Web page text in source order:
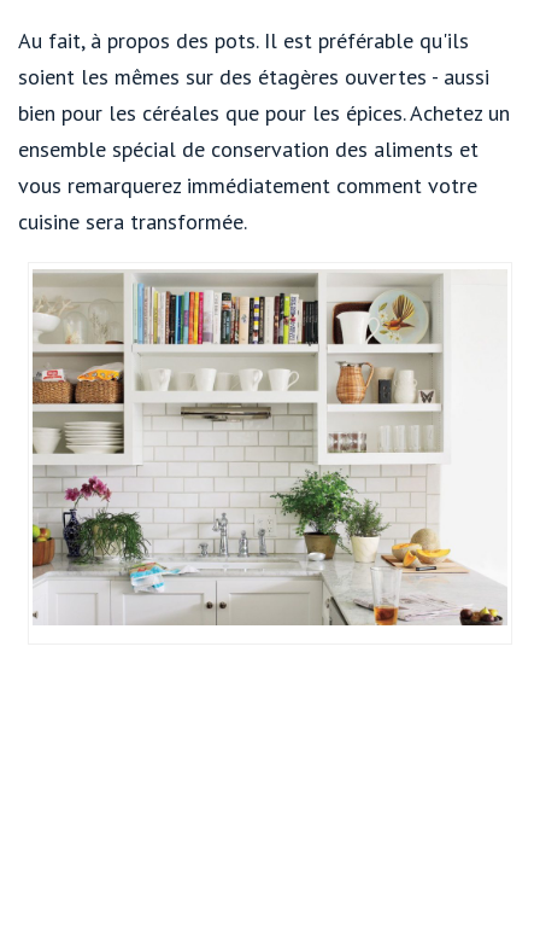
Au fait, à propos des pots. Il est préférable qu'ils
soient les mêmes sur des étagères ouvertes - aussi
bien pour les céréales que pour les épices. Achetez un
ensemble spécial de conservation des aliments et
vous remarquerez immédiatement comment votre
cuisine sera transformée.